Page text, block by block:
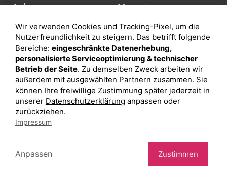
Anlage
Depot eröffnen
Depot vergleichen
Junior Depot
Top-Seller-Fonds
Top-Fonds
Fonds-Suche
Magazin
Was sind sind ETFs?
Sparplan Vorteile
Was ist ein Fonds?
Datenschutzerklärung
Wir verwenden Cookies und Tracking-Pixel, um die
Nutzerfreundlichkeit zu steigern. Das betrifft folgende
Bereiche: eingeschränkte Datenerhebung,
personalisierte Serviceoptimierung & technischer
Betrieb der Seite. Zu demselben Zweck arbeiten wir
außerdem mit ausgewählten Partnern zusammen. Sie
können Ihre freiwillige Zustimmung später jederzeit in
unserer Datenschutzerklärung anpassen oder
zurückziehen.
Impressum
Anpassen Zustimmen